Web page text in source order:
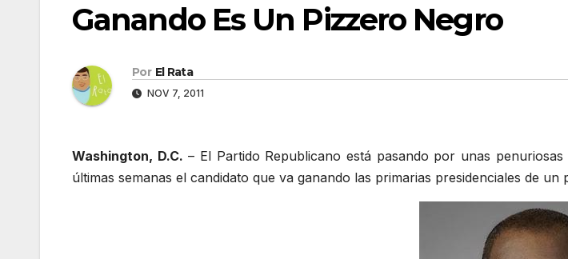
Ganando Es Un Pizzero Negro
Por El Rata
NOV 7, 2011
Washington, D.C. – El Partido Republicano está pasando por unas
últimas semanas el candidato que va ganando las primarias presidenciales de